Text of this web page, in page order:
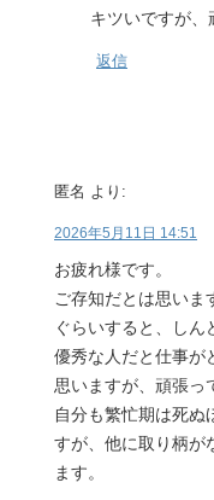
キツいですが、
返信
匿名 より:
2026年5月11日 14:51
お疲れ様です。
ご存知だとは思いま
ぐらいすると、しん
優秀な人だと仕事が
思いますが、頑張っ
自分も繁忙期は死ぬ
すが、他に取り柄が
ます。